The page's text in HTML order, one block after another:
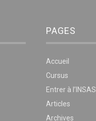
PAGES
Accueil
Cursus
Entrer à l’INSAS
Articles
Archives